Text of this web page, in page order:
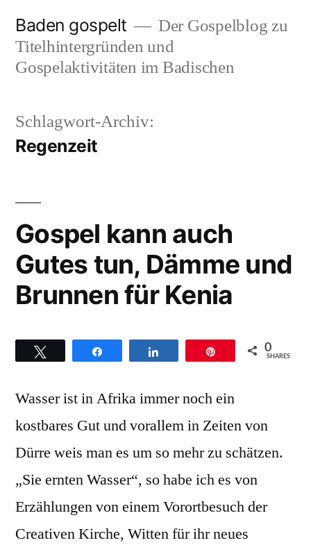
Inhalt
springen
Baden gospelt
Der Gospelblog zu
Titelhintergründen und
Gospelaktivitäten im Badischen
Schlagwort-Archiv:
Regenzeit
Gospel kann auch
Gutes tun, Dämme und
Brunnen für Kenia
0
SHARES
Wasser ist in Afrika immer noch ein
kostbares Gut und vorallem in Zeiten von
Dürre weis man es um so mehr zu schätzen.
„Sie ernten Wasser“, so habe ich es von
Erzählungen von einem Vorortbesuch der
Creativen Kirche, Witten für ihr neues